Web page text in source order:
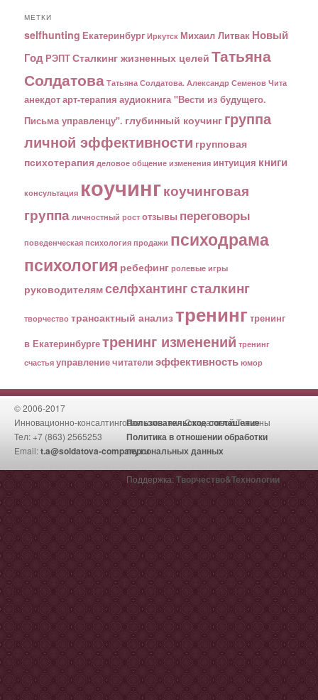
МЕТКИ
selfhunting Екатеринбург Иркутск Михаил Литвак Новый
Год РЭПТСталкинг жизненных целей Татьяна
Солдатова Татьяна Солдатова. Александр Семенов Чита
анекдотарт-терапия аудиокнига "Вести из будущего.
Письма управленцу". глубинный коучинг группа
личной эффективности групповая
психотерапия деловое общение изменения интуиция книги
консультация коучингкоучинговая
группа личностный рост отзывы переговоры
поведенческая психология продажи психодрама
психология ребефинг ролевые игры
руководителямселфхантингсталкинг
творчество трансактный анализтренинг тренинг
в Екатеринбургетренинг изменений тренинг
счастья управлениечитатели эффективность юмор
© 2006-2017
Инновационно-консалтинговая компания Солдатовой Татьяны
Тел: +7 (863) 2565253
Email:t.a@soldatova-company.ru
Пользовательское соглашение
Политика в отношении обработки
персональных данных
Поддержка: Творчество&Технологии